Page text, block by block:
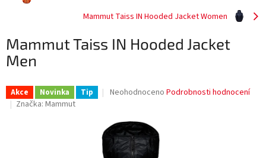
Mammut Taiss IN Hooded Jacket Women
Mammut Taiss IN Hooded Jacket
Men
Akce Novinka Tip
Průměrné
je
0,0
z
Neohodnoceno Podrobnosti hodnocení
Značka: Mammut